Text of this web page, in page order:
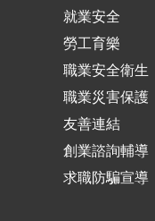
就業安全
勞工育樂
職業安全衛生
職業災害保護
友善連結
創業諮詢輔導
求職防騙宣導